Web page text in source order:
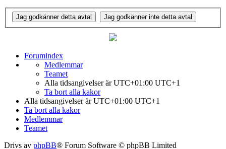
Forumindex
Medlemmar
Teamet
Alla tidsangivelser är UTC+01:00 UTC+1
Ta bort alla kakor
Alla tidsangivelser är UTC+01:00 UTC+1
Ta bort alla kakor
Medlemmar
Teamet
Drivs av phpBB® Forum Software © phpBB Limited